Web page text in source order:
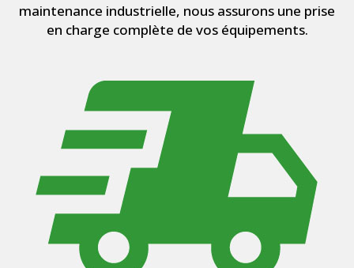
maintenance industrielle, nous assurons une prise
en charge complète de vos équipements.